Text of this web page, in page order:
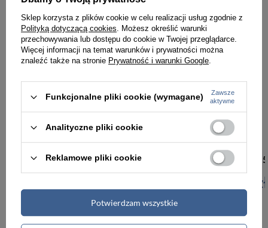
The last ninja no.1 - White You only live
149,00 zł
Sklep korzysta z plików cookie w celu realizacji usług zgodnie z
Polityką dotyczącą cookies. Możesz określić warunki
przechowywania lub dostępu do cookie w Twojej przeglądarce.
Więcej informacji na temat warunków i prywatności można
znaleźć także na stronie Prywatność i warunki Google.
Funkcjonalne pliki cookie (wymagane)
Zawsze
aktywne
Analityczne pliki cookie
Reklamowe pliki cookie
Potwierdzam wszystkie